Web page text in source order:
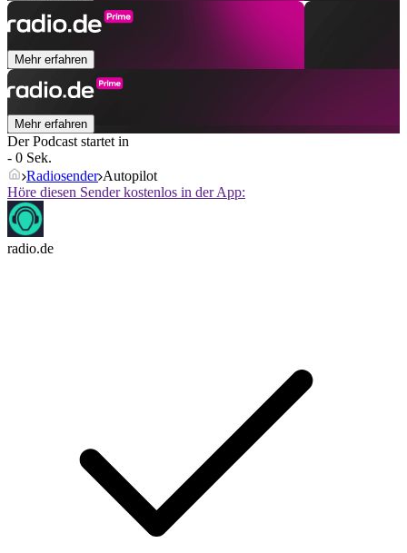
Mehr erfahren
Mehr erfahren
Der Podcast startet in
- 0 Sek.
Radiosender Autopilot
Höre diesen Sender kostenlos in der App:
radio.de